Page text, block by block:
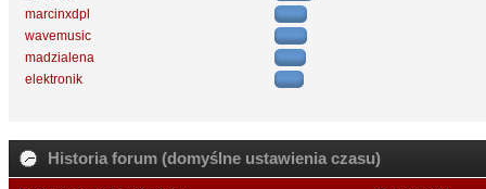
marcinxdpl
wavemusic
madzialena
elektronik
Historia forum (domyślne ustawienia czasu)